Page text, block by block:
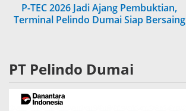
P-TEC 2026 Jadi Ajang Pembuktian,
Terminal Pelindo Dumai Siap Bersaing
PT Pelindo Dumai